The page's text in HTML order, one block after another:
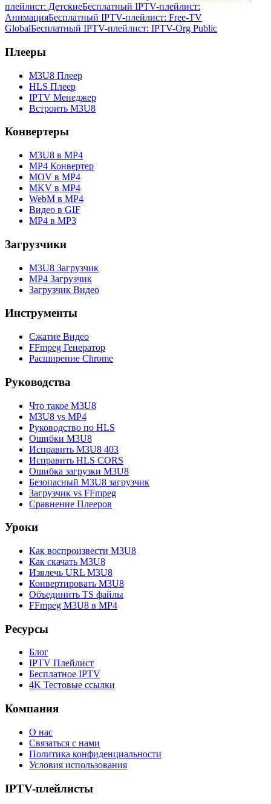
плейлист: ДетскиеБесплатный IPTV-плейлист:
АнимацияБесплатный IPTV-плейлист: Free-TV
GlobalБесплатный IPTV-плейлист: IPTV-Org Public
Плееры
M3U8 Плеер
HLS Плеер
IPTV Менеджер
Встроить M3U8
Конвертеры
M3U8 в MP4
MP4 Конвертер
MOV в MP4
MKV в MP4
WebM в MP4
Видео в GIF
MP4 в MP3
Загрузчики
M3U8 Загрузчик
MP4 Загрузчик
Загрузчик Видео
Инструменты
Сжатие Видео
FFmpeg Генератор
Расширение Chrome
Руководства
Что такое M3U8
M3U8 vs MP4
Руководство по HLS
Ошибки M3U8
Исправить M3U8 403
Исправить HLS CORS
Ошибка загрузки M3U8
Безопасный M3U8 загрузчик
Загрузчик vs FFmpeg
Сравнение Плееров
Уроки
Как воспроизвести M3U8
Как скачать M3U8
Извлечь URL M3U8
Конвертировать M3U8
Объединить TS файлы
FFmpeg M3U8 в MP4
Ресурсы
Блог
IPTV Плейлист
Бесплатное IPTV
4K Тестовые ссылки
Компания
О нас
Связаться с нами
Политика конфиденциальности
Условия использования
IPTV-плейлисты